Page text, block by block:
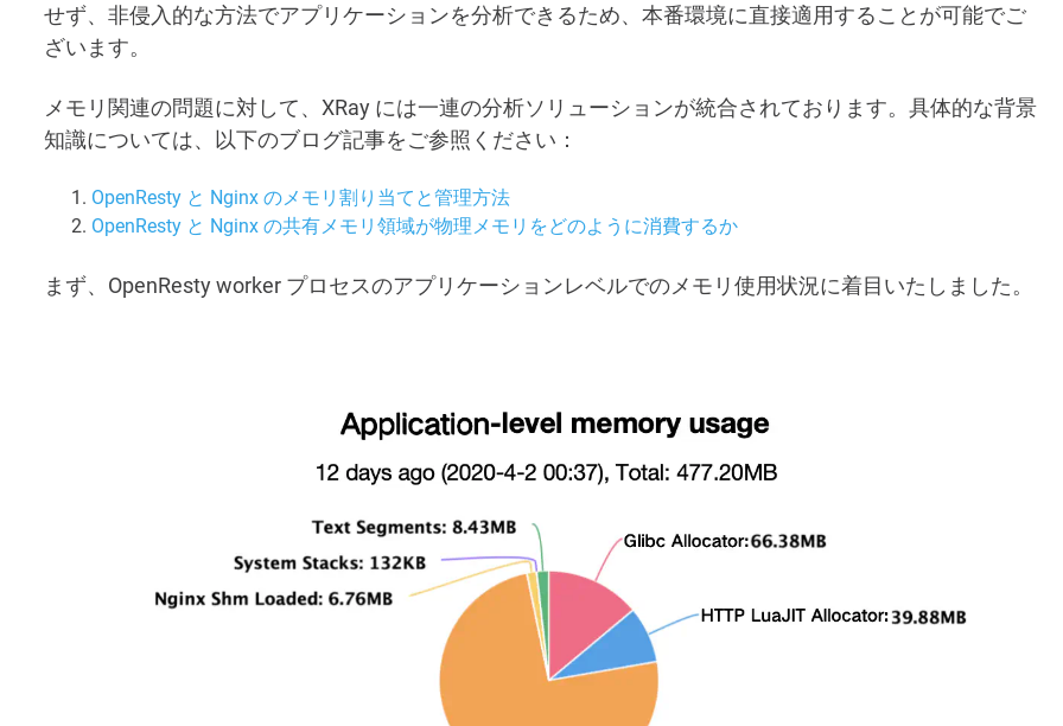
せず、非侵入的な方法でアプリケーションを分析できるため、本番環境に直接適用することが可能でご
ざいます。
メモリ関連の問題に対して、XRay には一連の分析ソリューションが統合されております。具体的な背景
知識については、以下のブログ記事をご参照ください：
OpenResty と Nginx のメモリ割り当てと管理方法
OpenResty と Nginx の共有メモリ領域が物理メモリをどのように消費するか
まず、OpenResty worker プロセスのアプリケーションレベルでのメモリ使用状況に着目いたしました。